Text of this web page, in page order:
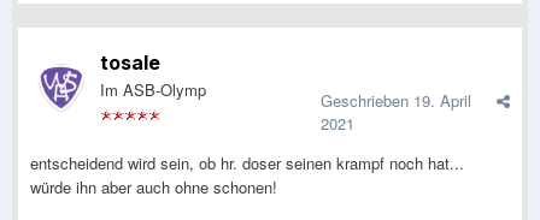
tosale
Im ASB-Olymp Geschrieben 19. April
2021
entscheidend wird sein, ob hr. doser seinen krampf noch hat...
würde ihn aber auch ohne schonen!